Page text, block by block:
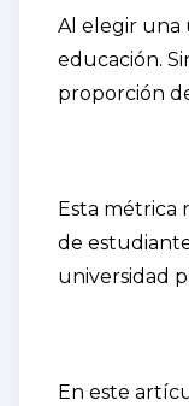
Al elegir una
educación.
proporción
Esta métrica
de
universidad
En este